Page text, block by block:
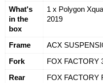
What's
in the
box
1 x Polygon
2019
Frame ACX
Fork FOX FACTORY
Rear
FOX FACTORY